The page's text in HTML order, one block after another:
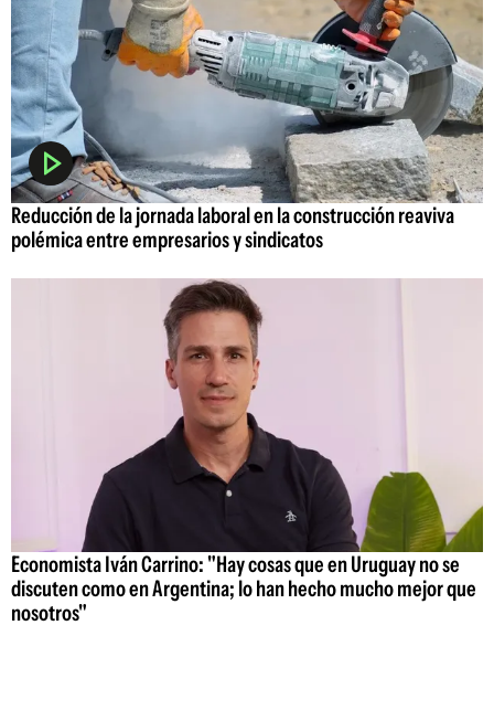
Reducción de la jornada laboral en la construcción reaviva
polémica entre empresarios y sindicatos
Economista Iván Carrino: "Hay cosas que en Uruguay no se
discuten como en Argentina; lo han hecho mucho mejor que
nosotros"